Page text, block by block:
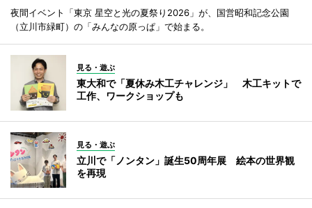
夜間イベント「東京 星空と光の夏祭り2026」が、国営昭和記念公園
（立川市緑町）の「みんなの原っぱ」で始まる。
見る・遊ぶ
東大和で「夏休み木工チャレンジ」 木工キットで
工作、ワークショップも
見る・遊ぶ
立川で「ノンタン」誕生50周年展 絵本の世界観
を再現